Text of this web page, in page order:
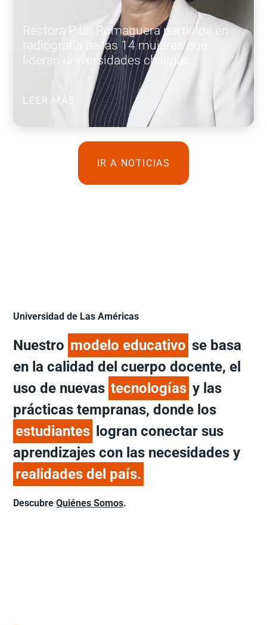
Rectora Pilar Romaguera participa en
radiografía de las 14 mujeres que
lideran universidades chilenas
LEER MÁS
IR A NOTICIAS
Universidad de Las Américas
Nuestro modelo educativo se basa
en la calidad del cuerpo docente, el
uso de nuevas tecnologías y las
prácticas tempranas, donde los
estudiantes logran conectar sus
aprendizajes con las necesidades y
realidades del país.
DescubreQuiénes Somos.